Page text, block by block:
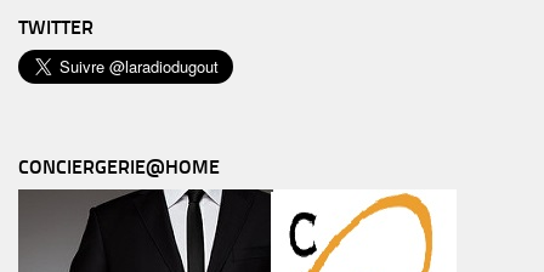
TWITTER
CONCIERGERIE@HOME